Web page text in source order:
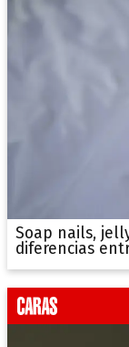
Soap nails,
diferencias